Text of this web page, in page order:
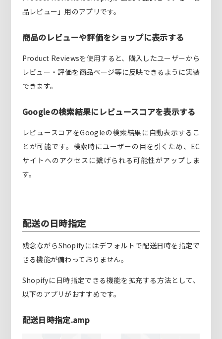
品レビュー」用のアプリです。
商品のレビューや評価をショップに表示する
Product Reviewsを使用すると、購入したユーザーから
レビュー・評価を商品ページ等に反映できるように実装
できます。
Googleの検索結果にレビュースコアを表示する
レビュースコアをGoogleの検索結果に自動表示するこ
とが可能です。検索時にユーザーの目を引くため、EC
サイトへのアクセスに繋げられる可能性がアップしま
す。
配送の日時指定
残念ながらShopifyにはデフォルトで配送日時を指定で
きる機能が備わっておりません。
Shopifyに日時指定できる機能を拡充する方法として、
以下のアプリがおすすめです。
配送日時指定.amp